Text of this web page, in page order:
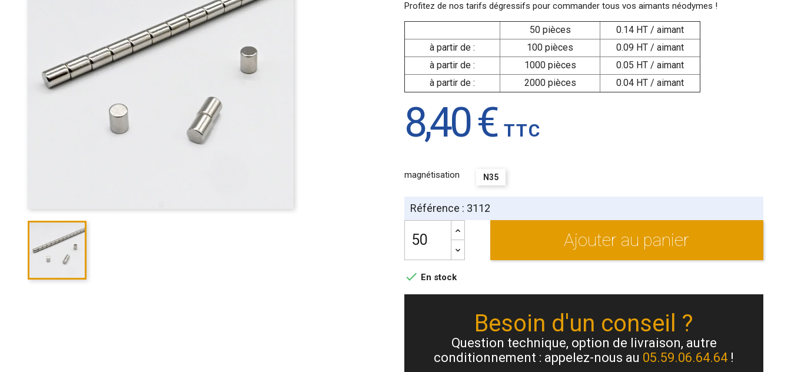
Profitez de nos tarifs dégressifs pour commander tous vos aimants néodymes !
50 pièces
0.14 HT / aimant
à partir de :
100 pièces
0.09 HT / aimant
à partir de :
1000 pièces
0.05 HT / aimant
à partir de :
2000 pièces 0.04 HT / aimant
8,40 € TTC
magnétisation N35
Référence : 3112
Ajouter au panier
 En stock
Besoin d'un conseil ?
Question technique, option de livraison, autre
conditionnement : appelez-nous au 05.59.06.64.64 !